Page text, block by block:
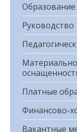
Образование
Руководство
Платные
Финансово-
Вакантные